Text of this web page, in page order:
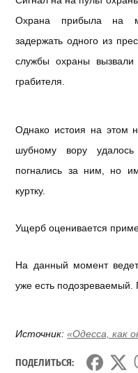
Охрана прибыла на
задержать одного из
службы охраны
грабителя.
Однако истоия на этом
шубному вору
погнались за ним, но
куртку.
Ущерб оценивается
На данный момент
уже есть подозреваемый.
Источник:«Одесса, как
ПОДЕЛИТЬСЯ: